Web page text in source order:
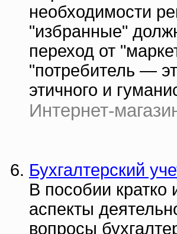
необходимости
"избранные"
переход от
"потребитель —
этичного и
Интернет-
Бухгалтерский
В пособии
аспекты
вопросы